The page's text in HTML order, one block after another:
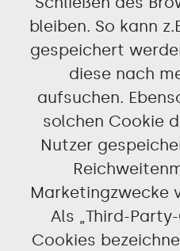
bleiben. So kann
gespeichert
diese nach
aufsuchen.
solchen Cookie
Nutzer
Marketingzwecke
Als „Third-
Cookies